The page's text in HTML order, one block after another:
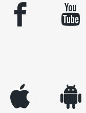
facebook youtube
appleinc android